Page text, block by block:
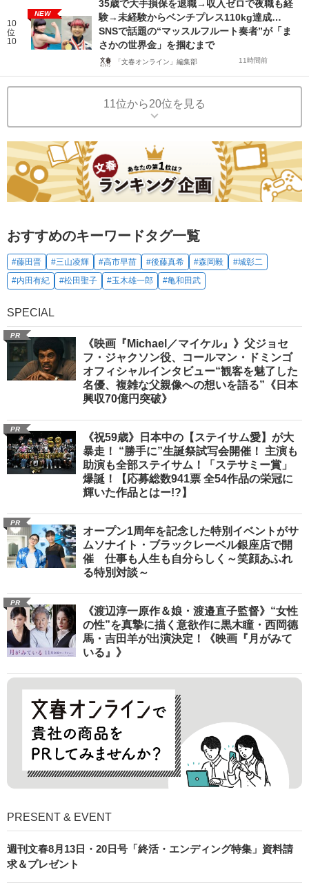
10
位
10
NEW
35歳で大手損保を退職→収入ゼロで夜職も経
験→未経験からベンチプレス110kg達成…
SNSで話題の“マッスルフルート奏者”が「ま
さかの世界金」を掴むまで
「文春オンライン」編集部 11時間前
11位から20位を見る
おすすめのキーワードタグ一覧
#藤田晋 #三山凌輝 #高市早苗 #後藤真希 #森岡毅
#城彰二
#内田有紀
#松田聖子 #玉木雄一郎 #亀和田武
SPECIAL
PR
《映画『Michael／マイケル』》父ジョセ
フ・ジャクソン役、コールマン・ドミンゴ
オフィシャルインタビュー“観客を魅了した
名優、複雑な父親像への想いを語る”《日本
興収70億円突破》
PR
《祝59歳》日本中の【ステイサム愛】が大
暴走！ “勝手に”生誕祭試写会開催！ 主演も
助演も全部ステイサム！「ステサミー賞」
爆誕！【応募総数941票 全54作品の栄冠に
輝いた作品とはー!?】
PR
オープン1周年を記念した特別イベントがサ
ムソナイト・ブラックレーベル銀座店で開
催 仕事も人生も自分らしく～笑顔あふれ
る特別対談～
PR
《渡辺淳一原作＆娘・渡邉直子監督》“女性
の性”を真摯に描く意欲作に黒木瞳・西岡德
馬・吉田羊が出演決定！《映画『月がみて
いる』》
PRESENT & EVENT
週刊文春8月13日・20日号「終活・エンディング特集」資料請
求＆プレゼント